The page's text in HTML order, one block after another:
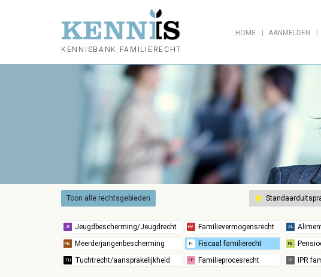
KENNISBANK FAMILIERECHT
HOME AANMELDEN
Toon alle rechtsgebieden